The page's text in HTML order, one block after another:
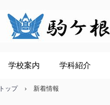
学校案内 学科紹介
トップ › 新着情報